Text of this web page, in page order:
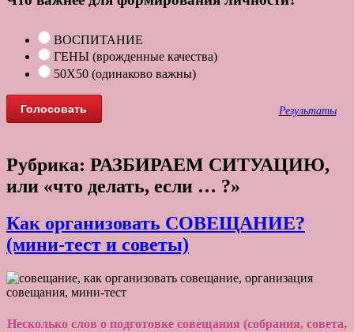
ВОСПИТАНИЕ
ГЕНЫ (врожденные качества)
50Х50 (одинаково важны)
Результаты
Рубрика: РАЗБИРАЕМ СИТУАЦИЮ,
или «что делать, если … ?»
Как организовать СОВЕЩАНИЕ?
(мини-тест и советы)
Несколько слов о подготовке совещания (собрания, совета,